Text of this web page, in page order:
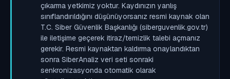
çıkarma yetkimiz yoktur. Kaydınızın yanlış
sınıflandırıldığını düşünüyorsanız resmi kaynak olan
T.C. Siber Güvenlik Başkanlığı (siberguvenlik.gov.tr)
ile iletişime geçerek itiraz/temizlik talebi açmanız
gerekir. Resmi kaynaktan kaldırma onaylandıktan
sonra SiberAnaliz veri seti sonraki
senkronizasyonda otomatik olarak